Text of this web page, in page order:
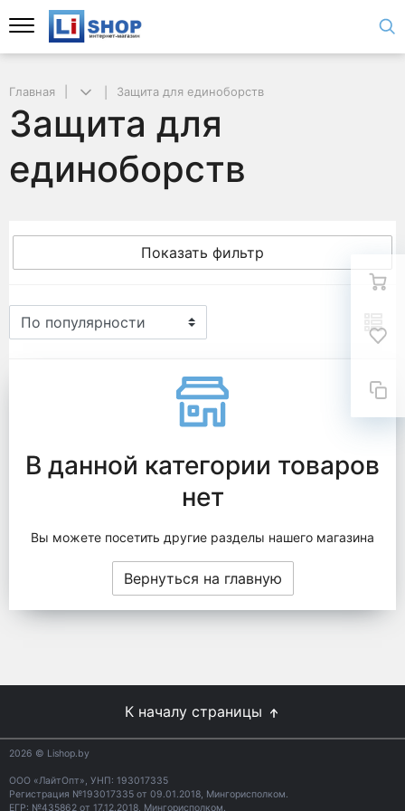
Главная Защита для единоборств
Защита для
единоборств
Показать фильтр
В данной категории товаров
нет
Вы можете посетить другие разделы нашего магазина
Вернуться на главную
К началу страницы
2026 © Lishop.by
ООО «ЛайтОпт», УНП: 193017335
Регистрация №193017335 от 09.01.2018, Мингорисполком.
ЕГР: №435862 от 17.12.2018, Мингорисполком.